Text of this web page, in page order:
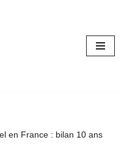
en France : bilan 10 ans